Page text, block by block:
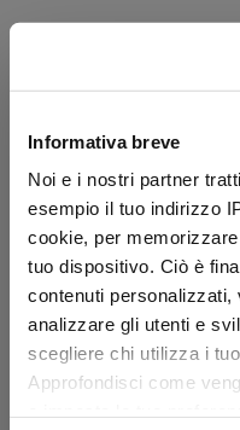
Informativa breve
Noi e i nostri partner
esempio il tuo indirizzo
cookie, per
tuo dispositivo. Ciò è
contenuti personalizzati,
analizzare gli utenti e
scegliere chi utilizza i
Approfondisci come